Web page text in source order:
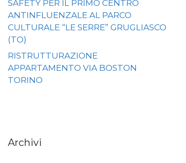
SAFETY PER IL PRIMO CENTRO
ANTINFLUENZALE AL PARCO
CULTURALE “LE SERRE” GRUGLIASCO
(TO)
RISTRUTTURAZIONE
APPARTAMENTO VIA BOSTON
TORINO
Archivi